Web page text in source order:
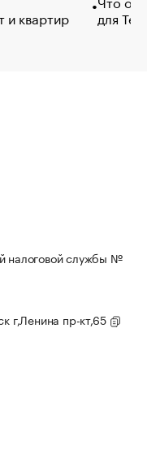
и квартир
для
налоговой службы №
г,Ленина пр-кт,65